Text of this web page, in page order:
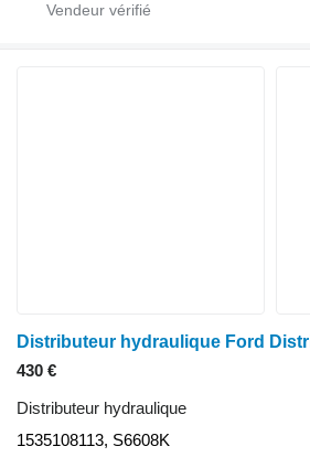
430 €
Distributeur hydraulique
1535108113, S6608K